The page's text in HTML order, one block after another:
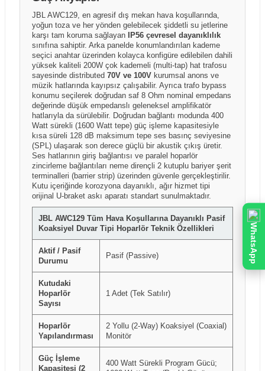
JBL AWC129, en agresif dış mekan hava koşullarında,
yoğun toza ve her yönden gelebilecek şiddetli su jetlerine
karşı tam koruma sağlayan
IP56 çevresel dayanıklılık
sınıfına sahiptir. Arka panelde konumlandırılan kademe
seçici anahtar üzerinden kolayca konfigüre edilebilen dahili
yüksek kaliteli 200W çok kademeli (multi-tap) hat trafosu
sayesinde distributed 70V ve 100V kurumsal anons ve
müzik hatlarında kayıpsız çalışabilir. Ayrıca trafo bypass
konumu seçilerek doğrudan saf 8 Ohm nominal empedans
değerinde düşük empedanslı geleneksel amplifikatör
hatlarıyla da sürülebilir. Doğrudan bağlantı modunda 400
Watt sürekli (1600 Watt tepe) güç işleme kapasitesiyle
kısa süreli 128 dB maksimum tepe ses basınç seviyesine
(SPL) ulaşarak son derece güçlü bir akustik çıkış üretir.
Ses hatlarının giriş bağlantısı ve paralel hoparlör
zincirleme bağlantıları neme dirençli 2 kutuplu bariyer şerit
terminalleri (barrier strip) üzerinden güvenle gerçekleştirilir.
Kutu içeriğinde korozyona dayanıklı, ağır hizmet tipi
orijinal U-braket askı aparatı standart sunulmaktadır.
JBL AWC129 Tüm Hava Koşullarına Dayanıklı Pasif
Koaksiyel Duvar Tipi Hoparlör Teknik Özellikleri
Aktif / Pasif
Durumu
Pasif (Passive)
Kutudaki
Hoparlör
Sayısı
1 Adet (Tek Satılır)
Hoparlör
Yapılandırması
2 Yollu (2-Way) Koaksiyel (Coaxial)
Monitör
Güç İşleme
Kapasitesi (2
400 Watt Sürekli Program Gücü;
WhatsApp